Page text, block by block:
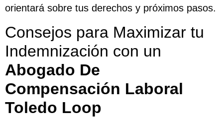
orientará sobre tus derechos y próximos pasos.
Consejos para Maximizar tu
Indemnización con un
Abogado De
Compensación Laboral
Toledo Loop